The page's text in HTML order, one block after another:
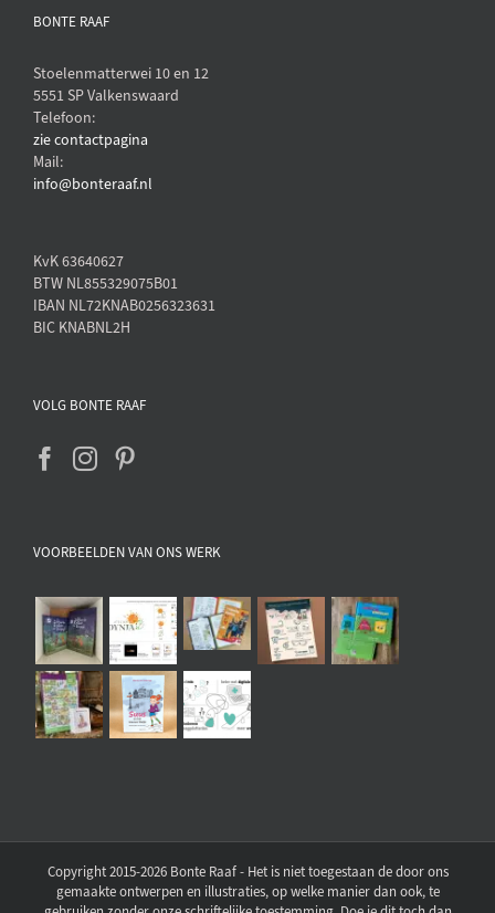
BONTE RAAF
Stoelenmatterwei 10 en 12
5551 SP Valkenswaard
Telefoon:
zie contactpagina
Mail:
info@bonteraaf.nl
KvK 63640627
BTW NL855329075B01
IBAN NL72KNAB0256323631
BIC KNABNL2H
VOLG BONTE RAAF
VOORBEELDEN VAN ONS WERK
Copyright 2015-2026 Bonte Raaf - Het is niet toegestaan de door ons
gemaakte ontwerpen en illustraties, op welke manier dan ook, te